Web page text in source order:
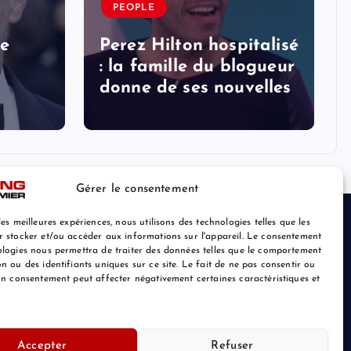
Gérer le consentement
meilleures expériences, nous utilisons des technologies telles que les
stocker et/ou accéder aux informations sur l'appareil. Le consentement
nous permettra de traiter des données telles que le comportement
ou des identifiants uniques sur ce site. Le fait de ne pas consentir ou
consentement peut affecter négativement certaines caractéristiques et
Accepter Refuser
PEOPLE
Perez Hilton hospitalisé
: la famille du blogueur
donne de ses nouvelles